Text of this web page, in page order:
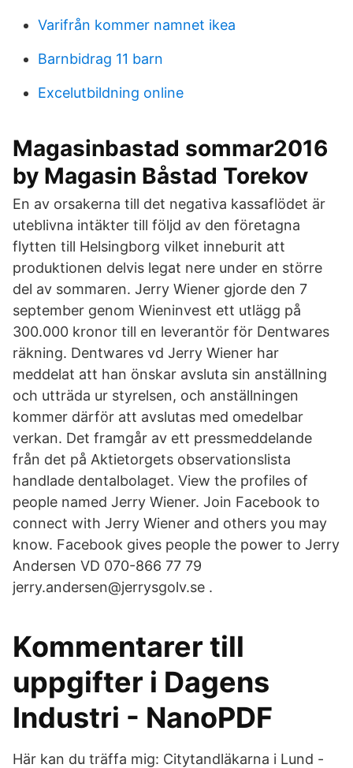
Varifrån kommer namnet ikea
Barnbidrag 11 barn
Excelutbildning online
Magasinbastad sommar2016
by Magasin Båstad Torekov
En av orsakerna till det negativa kassaflödet är
uteblivna intäkter till följd av den företagna
flytten till Helsingborg vilket inneburit att
produktionen delvis legat nere under en större
del av sommaren. Jerry Wiener gjorde den 7
september genom Wieninvest ett utlägg på
300.000 kronor till en leverantör för Dentwares
räkning. Dentwares vd Jerry Wiener har
meddelat att han önskar avsluta sin anställning
och utträda ur styrelsen, och anställningen
kommer därför att avslutas med omedelbar
verkan. Det framgår av ett pressmeddelande
från det på Aktietorgets observationslista
handlade dentalbolaget. View the profiles of
people named Jerry Wiener. Join Facebook to
connect with Jerry Wiener and others you may
know. Facebook gives people the power to Jerry
Andersen VD 070-866 77 79
jerry.andersen@jerrysgolv.se .
Kommentarer till
uppgifter i Dagens
Industri - NanoPDF
Här kan du träffa mig: Citytandläkarna i Lund -